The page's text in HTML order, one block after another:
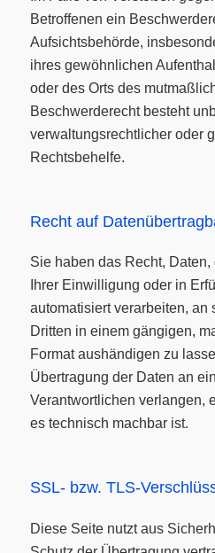
Betroffenen ein
Aufsichtsbehörde,
ihres gewöhnlichen
oder des Orts des
Beschwerderecht besteht
verwaltungsrechtlicher oder
Rechtsbehelfe.
Recht auf
Sie haben das Recht,
Ihrer Einwilligung oder in
automatisiert verarbeiten, an
Dritten in einem gängigen,
Format aushändigen zu
Übertragung der Daten an
Verantwortlichen verlangen,
es technisch machbar ist.
SSL- bzw. TLS-
Diese Seite nutzt aus